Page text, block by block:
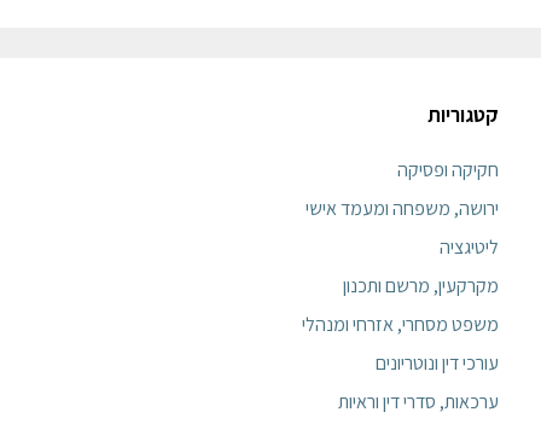
קטגוריות
חקיקה ופסיקה
ירושה, משפחה ומעמד אישי
ליטיגציה
מקרקעין, מרשם ותכנון
משפט מסחרי, אזרחי ומנהלי
עורכי דין ונוטריונים
ערכאות, סדרי דין וראיות